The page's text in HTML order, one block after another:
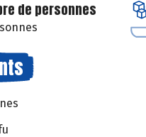
de personnes